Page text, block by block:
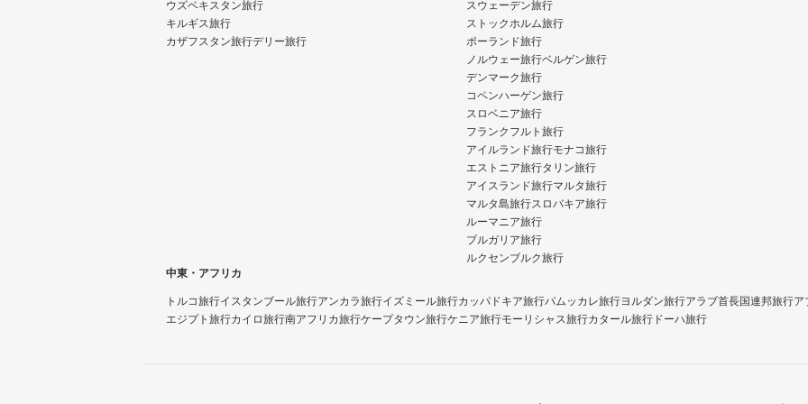
ウズベキスタン旅行
キルギス旅行
カザフスタン旅行デリー旅行
スウェーデン旅行
ストックホルム旅行
ポーランド旅行
ノルウェー旅行ベルゲン旅行
デンマーク旅行
コペンハーゲン旅行
スロベニア旅行
フランクフルト旅行
アイルランド旅行モナコ旅行
エストニア旅行タリン旅行
アイスランド旅行マルタ旅行
マルタ島旅行スロバキア旅行
ルーマニア旅行
ブルガリア旅行
ルクセンブルク旅行
中東・アフリカ
トルコ旅行イスタンブール旅行アンカラ旅行イズミール旅行カッパドキア旅行パムッカレ旅行ヨルダン旅行アラブ首長国連邦旅行ア
エジプト旅行カイロ旅行南アフリカ旅行ケープタウン旅行ケニア旅行モーリシャス旅行カタール旅行 ドーハ旅行